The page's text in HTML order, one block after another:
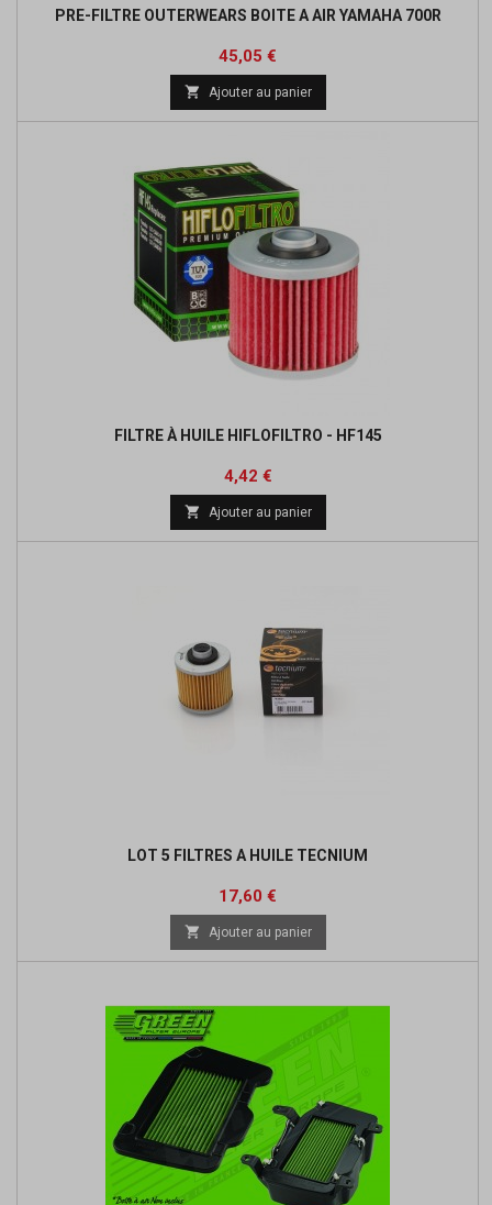
PRE-FILTRE OUTERWEARS BOITE A AIR YAMAHA 700R
Prix
45,05 €
base
 Ajouter au panier
FILTRE À HUILE HIFLOFILTRO - HF145
Prix
4,42 €Prix
base
 Ajouter au panier
LOT 5 FILTRES A HUILE TECNIUM
Prix
17,60 €
base
 Ajouter au panier